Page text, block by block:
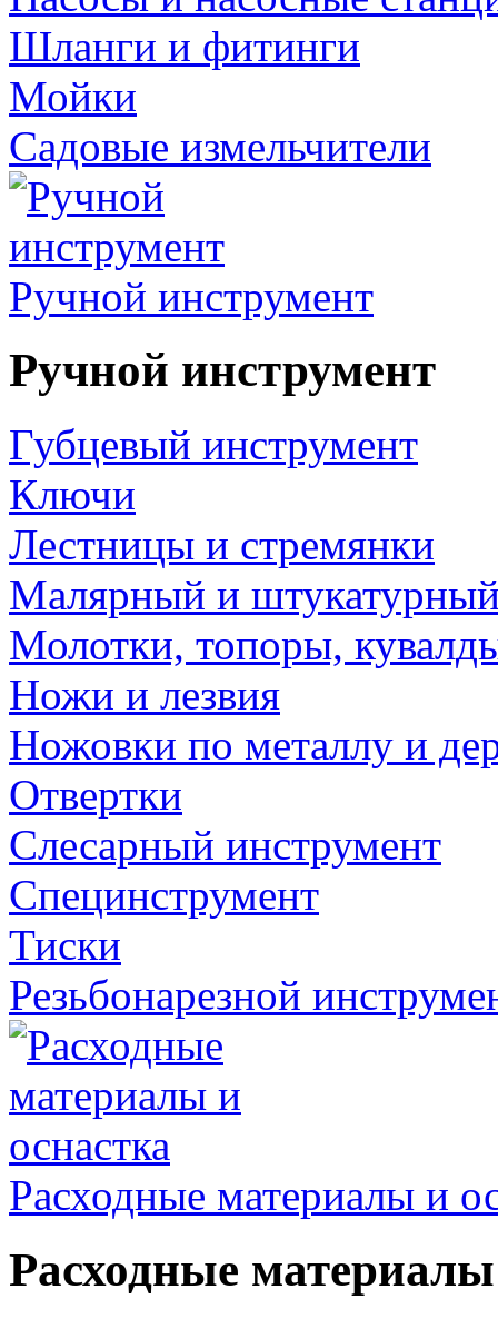
Шланги и фитинги
Мойки
Садовые измельчители
Ручной инструмент
Ручной инструмент
Губцевый инструмент
Ключи
Лестницы и стремянки
Малярный и
Молотки, топоры,
Ножи и лезвия
Ножовки по металлу и
Отвертки
Слесарный инструмент
Специнструмент
Тиски
Резьбонарезной
Расходные материалы и
Расходные